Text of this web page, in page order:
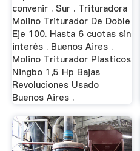
convenir . Sur . Trituradora
Molino Triturador De Doble
Eje 100. Hasta 6 cuotas sin
interés . Buenos Aires .
Molino Triturador Plasticos
Ningbo 1,5 Hp Bajas
Revoluciones Usado
Buenos Aires .